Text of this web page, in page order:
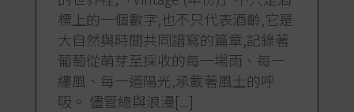
標上的一個數字,也不只代表酒齡,它是
大自然與時間共同譜寫的篇章,記錄著
葡萄從萌芽至採收的每一場雨、每一
縷風、每一道陽光,承載著風土的呼
吸。 儘管總與浪漫[...]